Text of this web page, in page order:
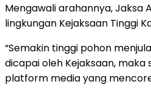
Mengawali arahannya, Jaksa
lingkungan Kejaksaan Tinggi
“Semakin tinggi pohon
dicapai oleh Kejaksaan,
platform media yang